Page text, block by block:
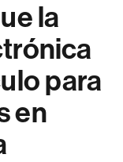
la
para
en